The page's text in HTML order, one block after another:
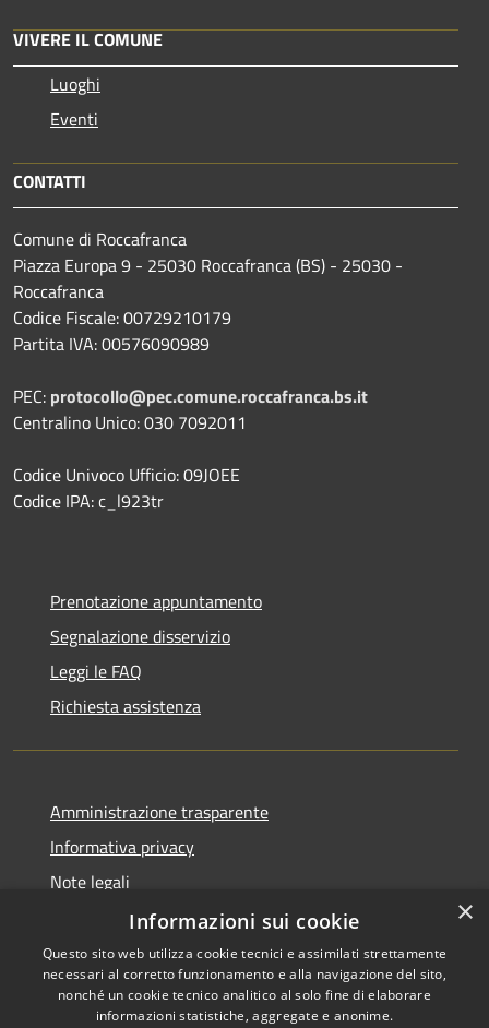
VIVERE IL COMUNE
Luoghi
Eventi
CONTATTI
Comune di Roccafranca
Piazza Europa 9 - 25030 Roccafranca (BS) - 25030 -
Roccafranca
Codice Fiscale: 00729210179
Partita IVA: 00576090989
PEC: protocollo@pec.comune.roccafranca.bs.it
Centralino Unico: 030 7092011
Codice Univoco Ufficio: 09JOEE
Codice IPA: c_l923tr
Prenotazione appuntamento
Segnalazione disservizio
Leggi le FAQ
Richiesta assistenza
Amministrazione trasparente
Informativa privacy
Note legali
Dichiarazione di accessibilità
×
Informazioni sui cookie
Questo sito web utilizza cookie tecnici e assimilati strettamente
necessari al corretto funzionamento e alla navigazione del sito,
nonché un cookie tecnico analitico al solo fine di elaborare
informazioni statistiche, aggregate e anonime.